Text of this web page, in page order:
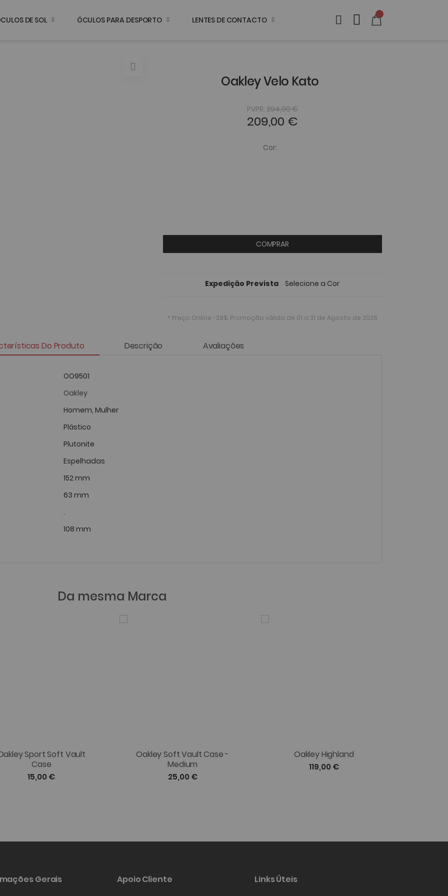
DE SOL ÓCULOS PARA DESPORTO LENTES DE CONTACTO
Oakley Velo Kato
PVPR: 294,00 €
209,00 €
Cor
COMPRAR
Expedição Prevista Selecione a Cor
* Preço Online -29%. Promoção válida de 01 a 31 de Agosto de 2026
Do Produto Descrição Avaliações
OO9501
Oakley
Homem, Mulher
Plástico
Plutonite
Espelhadas
152 mm
63 mm
.
108 mm
Da mesma Marca
Sport Soft Vault
Case
15,00 €
Oakley Soft Vault Case -
Medium
25,00 €
Oakley Highland
119,00 €
Gerais Apoio Cliente Links Úteis